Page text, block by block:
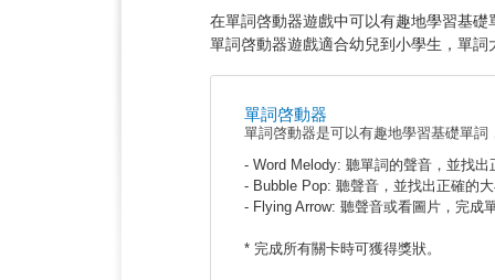
在單詞啓動器遊戲中可以有趣地學習基
單詞啓動器遊戲適合幼兒到小學生，單
單詞啓動器
單詞啓動器是可以有趣地學習基礎單詞
- Word Melody: 聽單詞的聲音，並找出
- Bubble Pop: 聽聲音，並找出正確的
- Flying Arrow: 聽聲音或看圖片，完成
* 完成所有關卡時可獲得獎狀。